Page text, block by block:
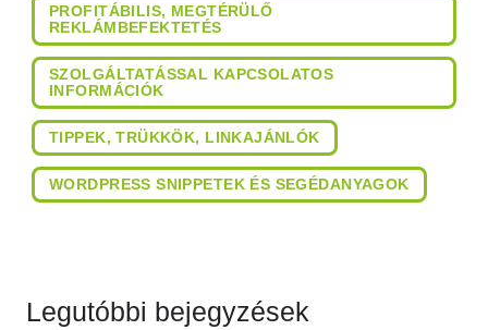
PROFITÁBILIS, MEGTÉRÜLŐ
REKLÁMBEFEKTETÉS
SZOLGÁLTATÁSSAL KAPCSOLATOS
INFORMÁCIÓK
TIPPEK, TRÜKKÖK, LINKAJÁNLÓK
WORDPRESS SNIPPETEK ÉS SEGÉDANYAGOK
Legutóbbi bejegyzések